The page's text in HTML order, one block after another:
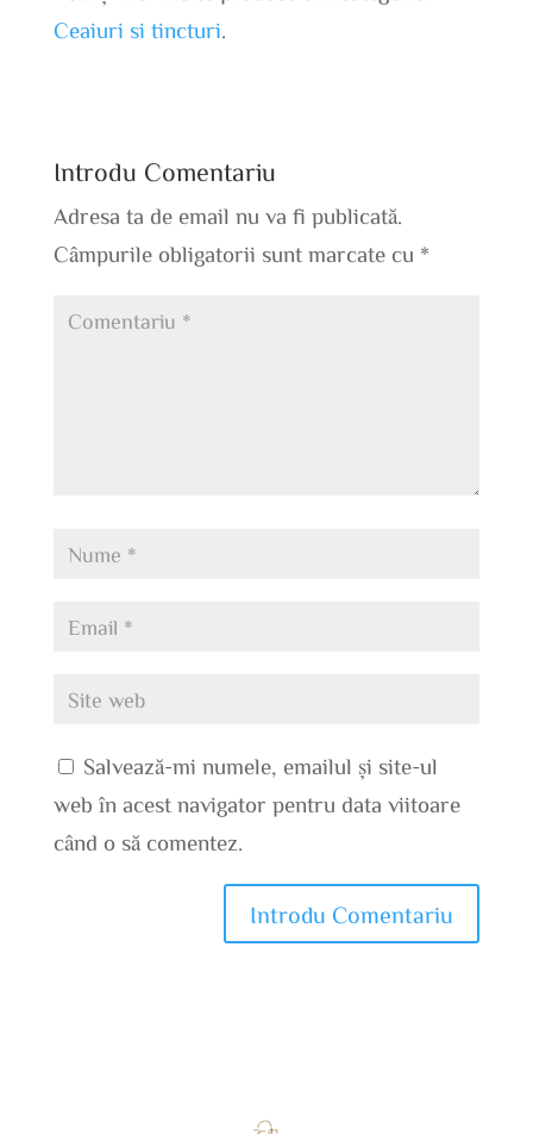
Ceaiuri si tincturi
Introdu Comentariu
Adresa ta de email nu va fi publicată.
Câmpurile obligatorii sunt marcate cu *
Salvează-mi numele, emailul și site-ul
web în acest navigator pentru data viitoare
când o să comentez.